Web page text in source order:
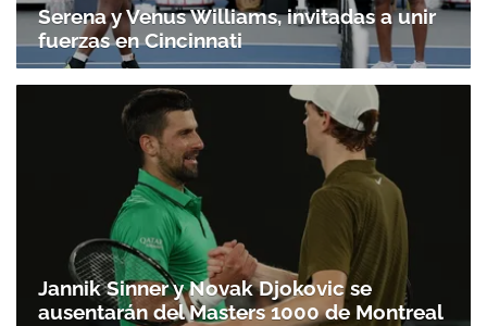
Serena y Venus Williams, invitadas a unir
fuerzas en Cincinnati
Jannik Sinner y Novak Djokovic se
ausentarán del Masters 1000 de Montreal